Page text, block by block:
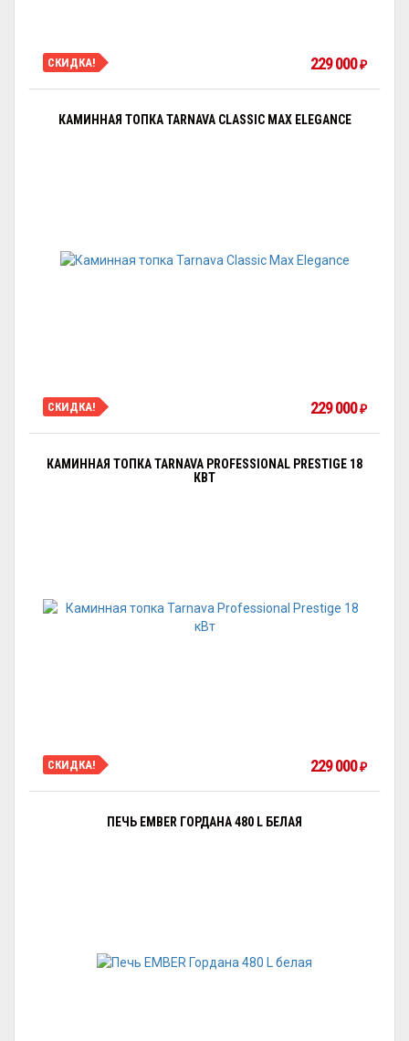
СКИДКА! 229 000₽
КАМИННАЯ ТОПКА TARNAVA CLASSIC MAX ELEGANCE
СКИДКА! 229 000₽
КАМИННАЯ ТОПКА TARNAVA PROFESSIONAL PRESTIGE 18
КВТ
СКИДКА! 229 000₽
ПЕЧЬ EMBER ГОРДАНА 480 L БЕЛАЯ